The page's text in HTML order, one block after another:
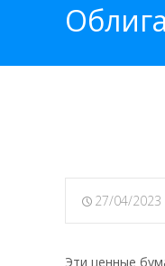
27/04/2023
Эти ценные